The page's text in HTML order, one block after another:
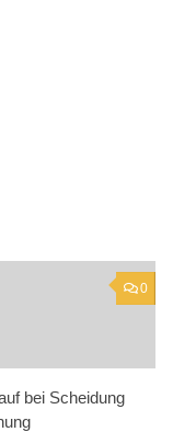
0
bei Scheidung